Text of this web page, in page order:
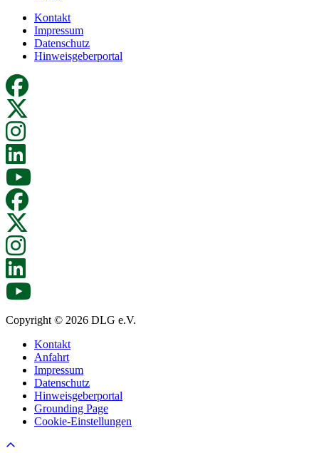
Kontakt
Impressum
Datenschutz
Hinweisgeberportal
Copyright © 2026 DLG e.V.
Kontakt
Anfahrt
Impressum
Datenschutz
Hinweisgeberportal
Grounding Page
Cookie-Einstellungen